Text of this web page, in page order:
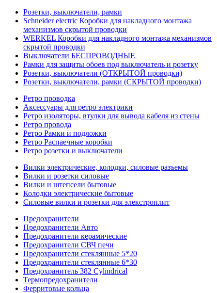
Розетки, выключатели, рамки
Schneider electric Коробки для накладного монтажа
механизмов скрытой проводки
WERKEL Коробки для накладного монтажа механизмов
скрытой проводки
Выключатели БЕСПРОВОДНЫЕ
Рамки для защиты обоев под выключатель и розетку
Розетки, выключатели (ОТКРЫТОЙ проводки)
Розетки, выключатели, рамки (СКРЫТОЙ проводки)
Ретро проводка
Аксессуары для ретро электрики
Ретро изоляторы, втулки для вывода кабеля из стены
Ретро провода
Ретро Рамки и подложки
Ретро Распаечные коробки
Ретро розетки и выключатели
Вилки электрические, колодки, силовые разъемы
Вилки и розетки силовые
Вилки и штепсели бытовые
Колодки электрические бытовые
Силовые вилки и розетки для элекстроплит
Предохранители
Предохранители Авто
Предохранители керамические
Предохранители СВЧ печи
Предохранители стеклянные 5*20
Предохранители стеклянные 6*30
Предохранитель 382 Cylindrical
Термопредохранители
Ферритовые кольца